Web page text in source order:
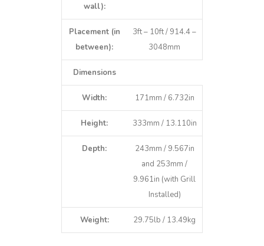
wall):
Placement (in
between):
3ft – 10ft / 914.4 –
3048mm
Dimensions
Width: 171mm / 6.732in
Height: 333mm / 13.110in
Depth:
243mm / 9.567in
and 253mm /
9.961in (with Grill
Installed)
Weight: 29.75lb / 13.49kg